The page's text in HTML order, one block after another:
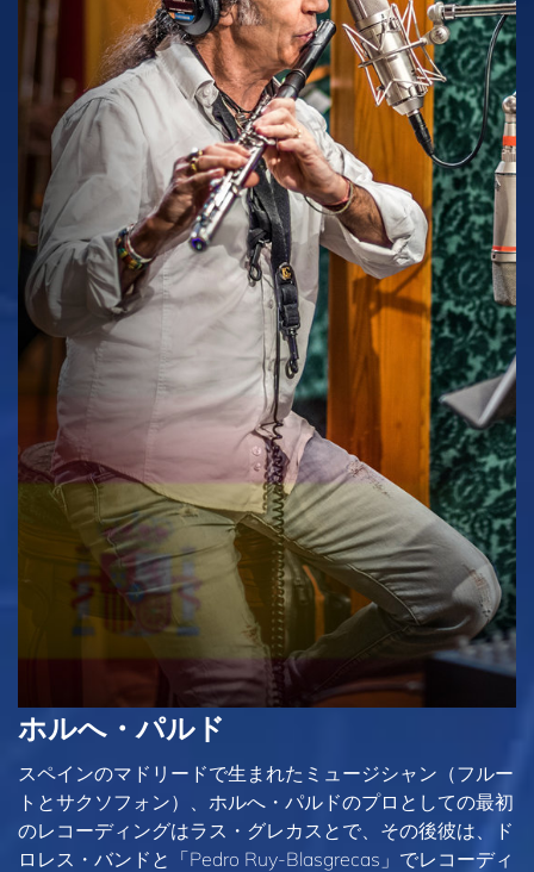
ホルへ・パルド
スペインのマドリードで生まれたミュージシャン（フルー
トとサクソフォン）、ホルへ・パルドのプロとしての最初
のレコーディングはラス・グレカスとで、その後彼は、ド
ロレス・バンドと「Pedro Ruy-Blasgrecas」でレコーディ